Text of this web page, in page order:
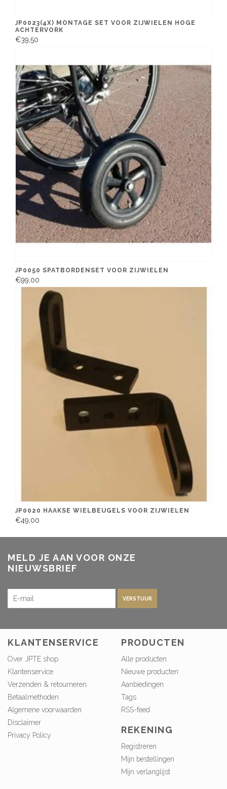
JP0023(4X) MONTAGE SET VOOR ZIJWIELEN HOGE
ACHTERVORK
€39,50
JP0050 SPATBORDENSET VOOR ZIJWIELEN
€99,00
JP0020 HAAKSE WIELBEUGELS VOOR ZIJWIELEN
€49,00
MELD JE AAN VOOR ONZE
NIEUWSBRIEF
VERSTUUR
KLANTENSERVICE
Over JPTE shop
Klantenservice
Verzenden & retourneren
Betaalmethoden
Algemene voorwaarden
Disclaimer
Privacy Policy
PRODUCTEN
Alle producten
Nieuwe producten
Aanbiedingen
Tags
RSS-feed
REKENING
Registreren
Mijn bestellingen
Mijn verlanglijst